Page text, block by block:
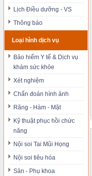
Lịch Điều dưỡng - VS
Thông báo
Loại hình dịch vụ
Bảo hiểm Y tế & Dịch vụ
khám sức khỏe
Xét nghiệm
Chẩn đoán hình ảnh
Răng - Hàm - Mặt
Kỹ thuật phục hồi chức
năng
Nội soi Tai Mũi Họng
Nội soi tiêu hóa
Sản - Phụ khoa